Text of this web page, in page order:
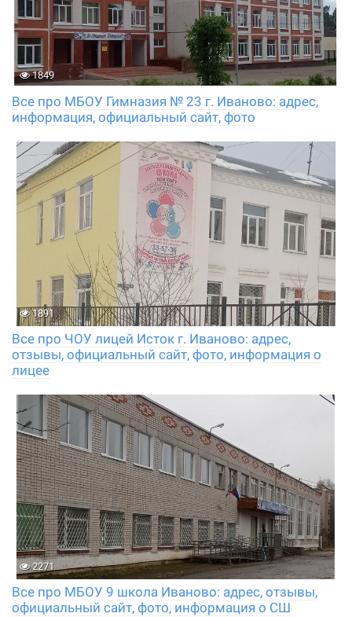
1849
Все про МБОУ Гимназия № 23 г. Иваново: адрес,
информация, официальный сайт, фото
1891
Все про ЧОУ лицей Исток г. Иваново: адрес,
отзывы, официальный сайт, фото, информация о
лицее
2271
Все про МБОУ 9 школа Иваново: адрес, отзывы,
официальный сайт, фото, информация о СШ